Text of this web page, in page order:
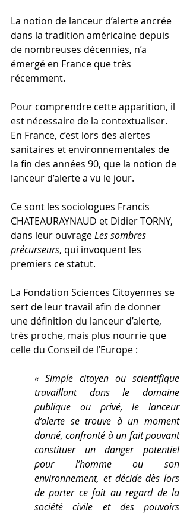
La notion de lanceur d’alerte ancrée
dans la tradition américaine depuis
de nombreuses décennies, n’a
émergé en France que très
récemment.
Pour comprendre cette apparition, il
est nécessaire de la contextualiser.
En France, c’est lors des alertes
sanitaires et environnementales de
la fin des années 90, que la notion de
lanceur d’alerte a vu le jour.
Ce sont les sociologues Francis
CHATEAURAYNAUD et Didier TORNY,
dans leur ouvrage Les sombres
précurseurs, qui invoquent les
premiers ce statut.
La Fondation Sciences Citoyennes se
sert de leur travail afin de donner
une définition du lanceur d’alerte,
très proche, mais plus nourrie que
celle du Conseil de l’Europe :
« Simple citoyen ou scientifique
travaillant dans le domaine
publique ou privé, le lanceur
d’alerte se trouve à un moment
donné, confronté à un fait pouvant
constituer un danger potentiel
pour l’homme ou son
environnement, et décide dès lors
de porter ce fait au regard de la
société civile et des pouvoirs